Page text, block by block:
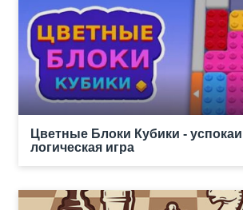
Цветные Блоки Кубики -
логическая игра